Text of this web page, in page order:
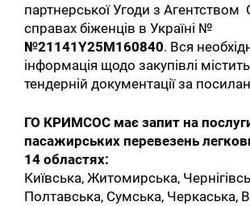
партнерської Угоди з
справах біженців в Україні №
№21141Y25M160840. Вся
інформація щодо закупівлі
тендерній документації за
ГО КРИМСОС має запит на
пасажирських перевезень
14 областях:
Київська, Житомирська,
Полтавська, Сумська, Черкаська,